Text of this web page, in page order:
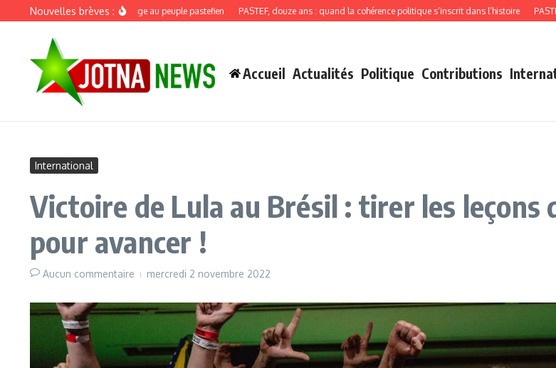
Aller au contenu
Nouvelles brèves :
Discours de recadrage au peuple pastefien PASTEF, douze ans : quand la cohérence politique s’inscrit dans l’histoire PASTEF, 12
Accueil Actualités Politique Contributions
International
Victoire de Lula au Brésil : tirer les leçons
pour avancer !
Aucun commentaire mercredi 2 novembre 2022